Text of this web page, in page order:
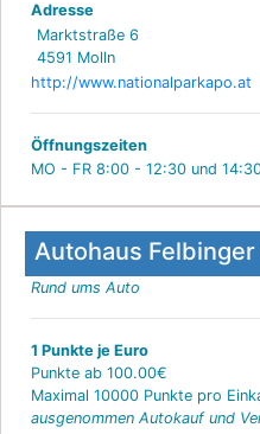
Adresse
Marktstraße 6
4591 Molln
http://www.nationalparkapo.at
Öffnungszeiten
MO - FR 8:00 - 12:30 und
Autohaus Felbinger
Rund ums Auto
1 Punkte je Euro
Punkte ab 100.00€
Maximal 10000 Punkte pro
ausgenommen Autokauf und